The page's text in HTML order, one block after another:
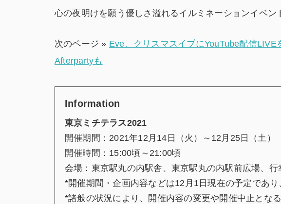
心の夜明けを願う優しさ溢れるイルミネーションイベン
次のページ » Eve、クリスマスイブにYouTube配信
Afterpartyも
Information
東京ミチテラス2021
開催期間：2021年12月14日（火）～12月25日（土）
開催時間：15:00頃～21:00頃
会場：東京駅丸の内駅舎、東京駅丸の内駅前広場、行
*開催期間・企画内容などは12月1日現在の予定であり
*諸般の状況により、開催内容の変更や開催中止とな